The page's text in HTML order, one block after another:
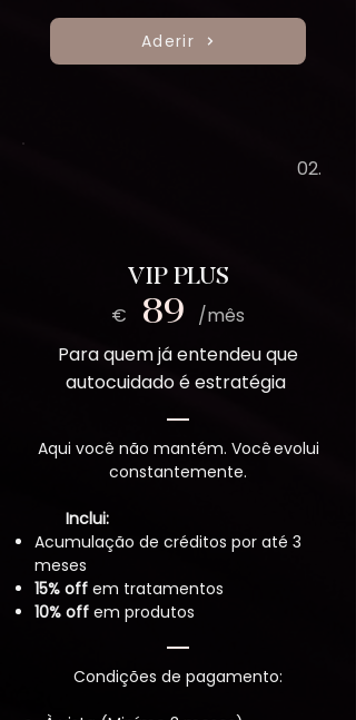
Aderir
VIP PLUS
02.
€ /mês
89
Para quem já entendeu que
autocuidado é estratégia
Aqui você não mantém. Você evolui
constantemente.
Inclui:
Acumulação de créditos por até 3
meses
15% off em tratamentos
10% off em produtos
Condições de pagamento: